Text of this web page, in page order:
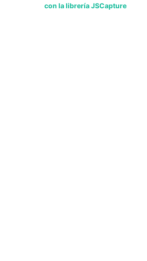
con la librería JSCapture